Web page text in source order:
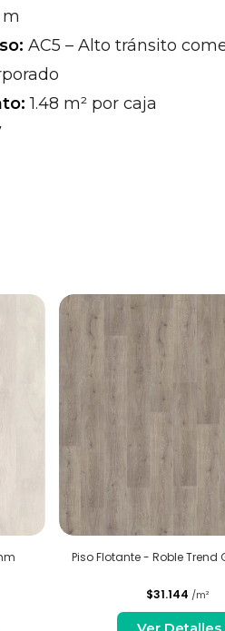
m
AC5 – Alto tránsito
1.48 m² por caja
Piso Flotante - Roble Trend
$31.144 /m²